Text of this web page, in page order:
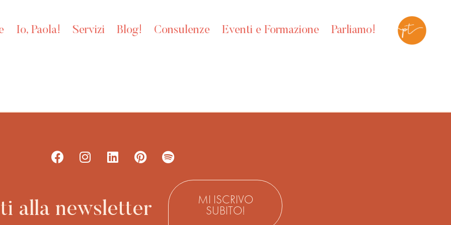
Io, Paola! Servizi Blog! Consulenze Eventi e Formazione Parliamo!
alla newsletter MI ISCRIVO
SUBITO!